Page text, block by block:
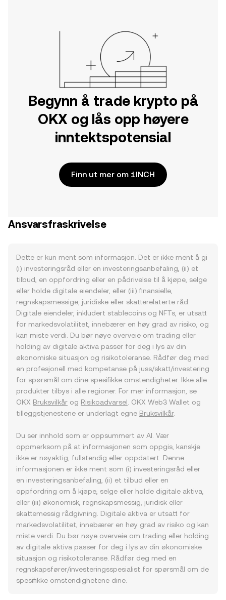
Begynn å trade krypto på
OKX og lås opp høyere
inntektspotensial
Finn ut mer om 1INCH
Ansvarsfraskrivelse
Dette er kun ment som informasjon. Det er ikke ment å gi
(i) investeringsråd eller en investeringsanbefaling, (ii) et
tilbud, en oppfordring eller en pådrivelse til å kjøpe, selge
eller holde digitale eiendeler, eller (iii) finansielle,
regnskapsmessige, juridiske eller skatterelaterte råd.
Digitale eiendeler, inkludert stablecoins og NFTs, er utsatt
for markedsvolatilitet, innebærer en høy grad av risiko, og
kan miste verdi. Du bør nøye overveie om trading eller
holding av digitale aktiva passer for deg i lys av din
økonomiske situasjon og risikotoleranse. Rådfør deg med
en profesjonell med kompetanse på juss/skatt/investering
for spørsmål om dine spesifikke omstendigheter. Ikke alle
produkter tilbys i alle regioner. For mer informasjon, se
OKX Bruksvilkår og Risikoadvarsel . OKX Web3 Wallet og
tilleggstjenestene er underlagt egne Bruksvilkår.
Du ser innhold som er oppsummert av AI. Vær
oppmerksom på at informasjonen som oppgis, kanskje
ikke er nøyaktig, fullstendig eller oppdatert. Denne
informasjonen er ikke ment som (i) investeringsråd eller
en investeringsanbefaling, (ii) et tilbud eller en
oppfordring om å kjøpe, selge eller holde digitale aktiva,
eller (iii) økonomisk, regnskapsmessig, juridisk eller
skattemessig rådgivning. Digitale aktiva er utsatt for
markedsvolatilitet, innebærer en høy grad av risiko og kan
miste verdi. Du bør nøye overveie om trading eller holding
av digitale aktiva passer for deg i lys av din økonomiske
situasjon og risikotoleranse. Rådfør deg med en
regnskapsfører/investeringsspesialist for spørsmål om de
spesifikke omstendighetene dine.